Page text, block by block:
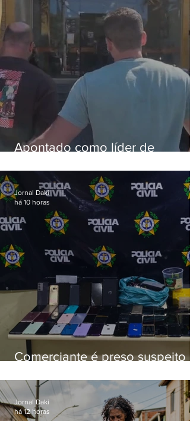
Apontado como líder de
aposentados é preso
Comerciante é preso suspeito
loja
Jornal Daki
há 10 horas
Jornal Daki
há 12 horas